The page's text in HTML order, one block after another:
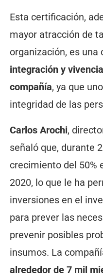
Esta certificación,
mayor atracción de
organización, es una
integración y
compañía, ya que
integridad de las
Carlos Arochi,
señaló que, durante
crecimiento del 50%
2020, lo que le ha
inversiones en el
para prever las
prevenir posibles
insumos. La
alrededor de 7 mil